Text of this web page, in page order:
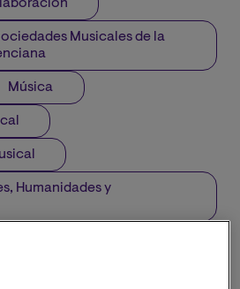
Musicales de la
Música
Humanidades y